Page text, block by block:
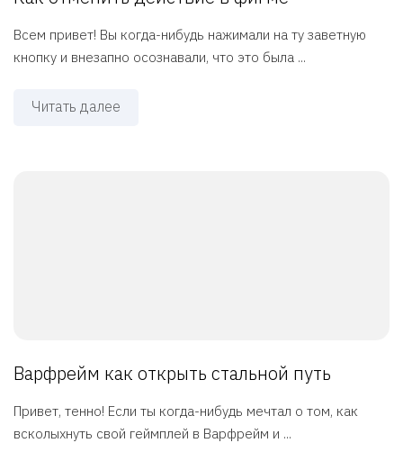
Всем привет! Вы когда-нибудь нажимали на ту заветную
кнопку и внезапно осознавали, что это была ...
Читать далее
Варфрейм как открыть стальной путь
Привет, тенно! Если ты когда-нибудь мечтал о том, как
всколыхнуть свой геймплей в Варфрейм и ...